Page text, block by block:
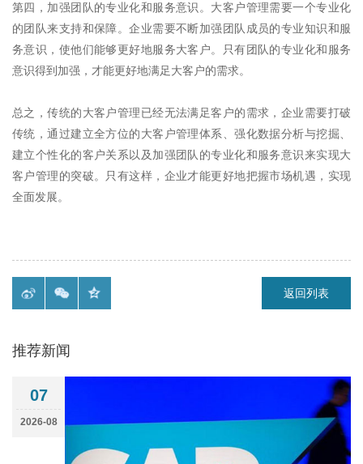
第四，加强团队的专业化和服务意识。大客户管理需要一个专业化
的团队来支持和保障。企业需要不断加强团队成员的专业知识和服
务意识，使他们能够更好地服务大客户。只有团队的专业化和服务
意识得到加强，才能更好地满足大客户的需求。
总之，传统的大客户管理已经无法满足客户的需求，企业需要打破
传统，通过建立全方位的大客户管理体系、强化数据分析与挖掘、
建立个性化的客户关系以及加强团队的专业化和服务意识来实现大
客户管理的突破。只有这样，企业才能更好地把握市场机遇，实现
全面发展。
返回列表
推荐新闻
07
2026-08